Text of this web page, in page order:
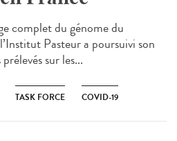
complet du génome du
Pasteur a poursuivi son
sur les...
TASK FORCE COVID-19